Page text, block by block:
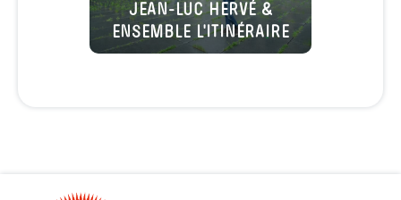
JEAN-LUC HERVÉ &
ENSEMBLE L'ITINÉRAIRE